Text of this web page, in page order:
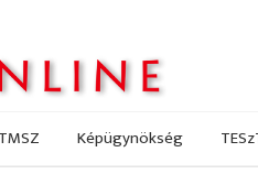
Képügynökség